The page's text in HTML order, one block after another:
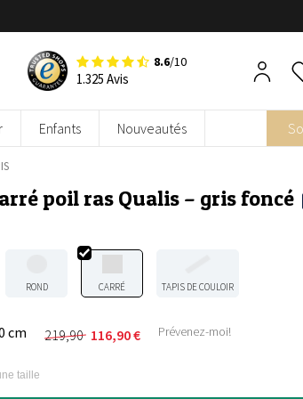
8.6/10
1.325 Avis
Enfants Nouveautés
poil ras Qualis – gris foncé
ROND CARRÉ TAPIS DE COULOIR
cm 219,90
Le 116,90€
Le Prévenez-moi!
taille